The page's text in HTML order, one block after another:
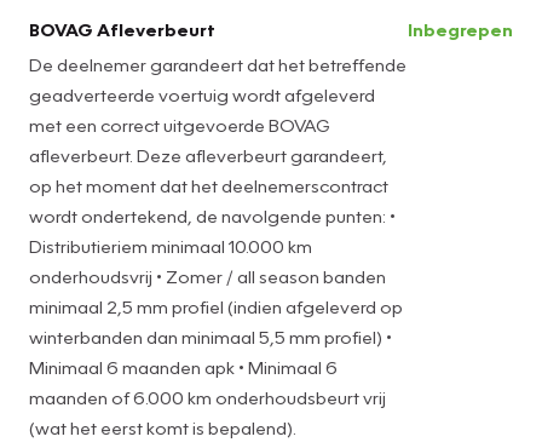
er in deze auto airconditioning aanwezig. U bent in deze
Ford ook voorzien van centrale deurvergrendeling met
afstandsbediening, boordcomputer en verstelbaar stuur.
De Ford Transit Connect is uw trouwe partner onderweg,
want hij houdt continu voor u de situatie op en om de weg
in de gaten. Volautomatische veiligheidssystemen kunnen
daarbij ingrijpen om u voor gevaarlijke situaties te
behoeden. Bij een gevaarlijke situatie is remmen essentieel.
De Brake Assist haalt het maximum uit de remcapaciteiten
van deze Ford Transit Connect. Deze auto wordt geleverd
met Bovag Garantie en u kunt er dan ook verzekerd van zijn
dat hij grondig is gecontroleerd. Natuurlijk kunt u de
kwaliteiten van deze auto pas echt beoordelen na een
proefrit. Neem nu contact met ons op, dan zetten wij hem
BOVAG Afleverbeurt
De deelnemer garandeert dat het betreffende
geadverteerde voertuig wordt afgeleverd
met een correct uitgevoerde BOVAG
afleverbeurt. Deze afleverbeurt garandeert,
op het moment dat het deelnemerscontract
wordt ondertekend, de navolgende punten: •
Distributieriem minimaal 10.000 km
onderhoudsvrij • Zomer / all season banden
minimaal 2,5 mm profiel (indien afgeleverd op
winterbanden dan minimaal 5,5 mm profiel) •
Minimaal 6 maanden apk • Minimaal 6
maanden of 6.000 km onderhoudsbeurt vrij
(wat het eerst komt is bepalend).
Inbegrepen